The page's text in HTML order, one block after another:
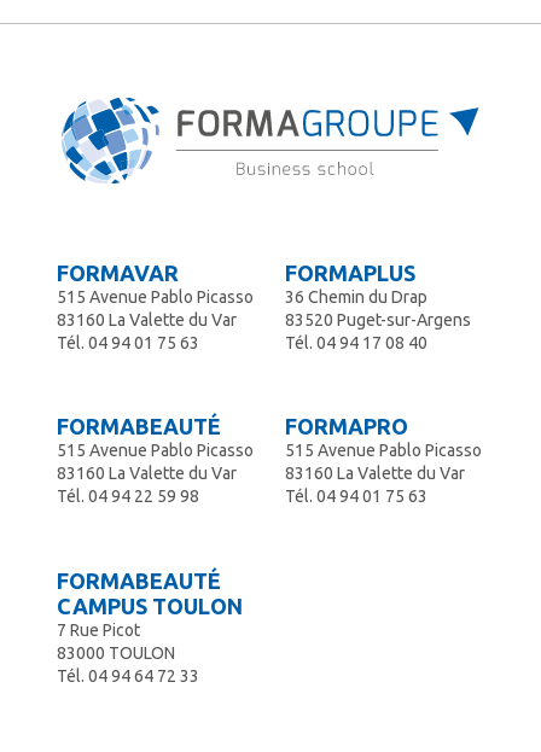
FORMAVAR
515 Avenue Pablo Picasso
83160 La Valette du Var
Tél. 04 94 01 75 63
FORMAPLUS
36 Chemin du Drap
83520 Puget-sur-Argens
Tél. 04 94 17 08 40
FORMABEAUTÉ
515 Avenue Pablo Picasso
83160 La Valette du Var
Tél. 04 94 22 59 98
FORMAPRO
515 Avenue Pablo Picasso
83160 La Valette du Var
Tél. 04 94 01 75 63
FORMABEAUTÉ
CAMPUS TOULON
7 Rue Picot
83000 TOULON
Tél. 04 94 64 72 33